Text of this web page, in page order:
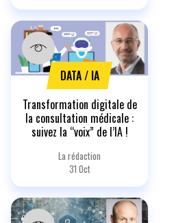
DATA / IA
Transformation digitale de
la consultation médicale :
suivez la “voix” de l’IA !
La rédaction
31 Oct